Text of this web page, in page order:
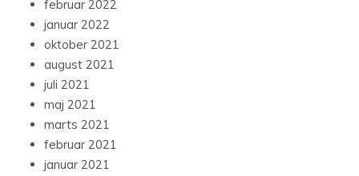
februar 2022
januar 2022
oktober 2021
august 2021
juli 2021
maj 2021
marts 2021
februar 2021
januar 2021